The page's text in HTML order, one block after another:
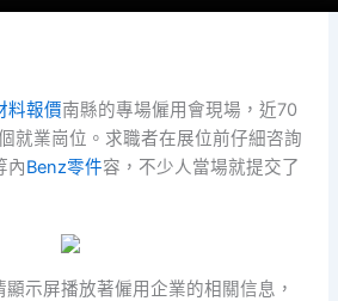
料報價南縣的專場僱用會現場，近70
就業崗位。求職者在展位前仔細咨詢
內Benz零件容，不少人當場就提交了
示屏播放著僱用企業的相關信息，